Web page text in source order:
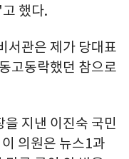
했다.
서관은 제가 당대표
고동락했던 참으로
지낸 이진숙 국민
의원은 뉴스1과